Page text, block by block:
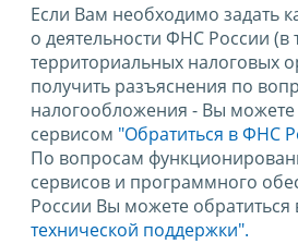
Если Вам необходимо задать
о деятельности ФНС России (в
территориальных налоговых
получить разъяснения по
налогообложения - Вы можете
сервисом "Обратиться в ФНС
По вопросам
сервисов и программного
России Вы можете обратиться
технической поддержки".